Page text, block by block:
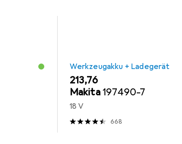
Werkzeugakku + Ladegerät
EUR
213,76
Makita 197490-7
18 V
668